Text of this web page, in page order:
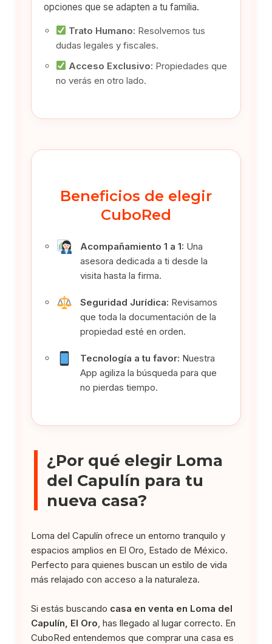
opciones que se adapten a tu familia.
Trato Humano: Resolvemos tus
dudas legales y fiscales.
Acceso Exclusivo: Propiedades que
no verás en otro lado.
Beneficios de elegir
CuboRed
Acompañamiento 1 a 1: Una
asesora dedicada a ti desde la
visita hasta la firma.
Seguridad Jurídica: Revisamos
que toda la documentación de la
propiedad esté en orden.
Tecnología a tu favor: Nuestra
App agiliza la búsqueda para que
no pierdas tiempo.
¿Por qué elegir Loma
del Capulín para tu
nueva casa?
Loma del Capulín ofrece un entorno tranquilo y
espacios amplios en El Oro, Estado de México.
Perfecto para quienes buscan un estilo de vida
más relajado con acceso a la naturaleza.
Si estás buscando casa en venta en Loma del
Capulín, El Oro , has llegado al lugar correcto. En
CuboRed entendemos que comprar una casa es